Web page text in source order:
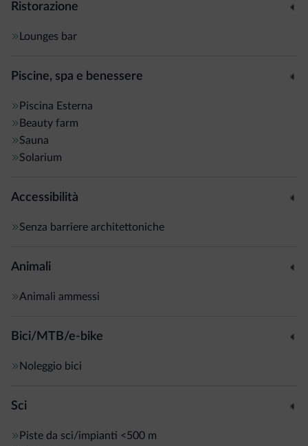
nelle vicinanze. Provvisto di un parcheggio gratuito, l'hotel
Bolzano.
Ristorazione
Lounges bar
Piscine, spa e benessere
Piscina Esterna
Beauty farm
Sauna
Solarium
Accessibilità
Senza barriere architettoniche
Animali
Animali ammessi
Bici/MTB/e-bike
Noleggio bici
Sci
Piste da sci/impianti <500 m